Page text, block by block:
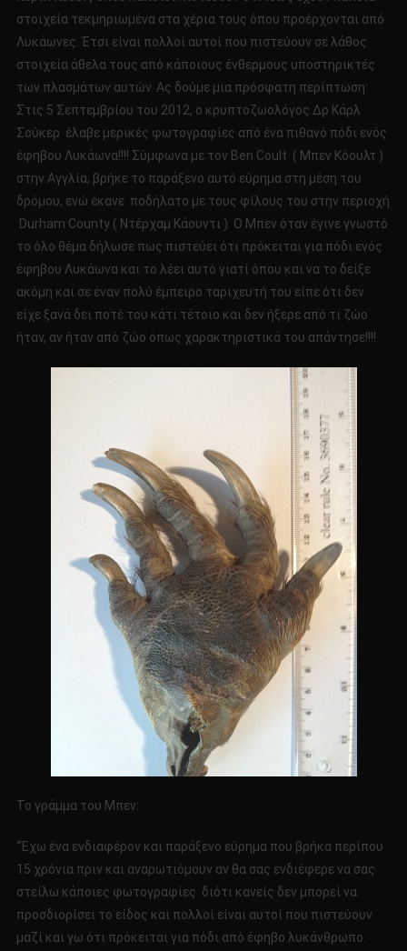
στοιχεία τεκμηριωμένα στα χέρια τους όπου προέρχονται από
Λυκάωνες. Έτσι είναι πολλοί αυτοί που πιστεύουν σε λάθος
στοιχεία άθελα τους από κάποιους ένθερμους υποστηρικτές
των πλασμάτων αυτών. Ας δούμε μια πρόσφατη περίπτωση:
Στις 5 Σεπτεμβρίου του 2012, ο κρυπτοζωολόγος Δρ Κάρλ
Σούκερ έλαβε μερικές φωτογραφίες από ένα πιθανό πόδι ενός
έφηβου Λυκάωνα!!!! Σύμφωνα με τον Ben Coult ( Μπεν Κόουλτ )
στην Αγγλία, βρήκε το παράξενο αυτό εύρημα στη μέση του
δρόμου, ενώ έκανε ποδήλατο με τους φίλους του στην περιοχή
Durham County ( Ντέρχαμ Κάουντι ). Ο Μπεν όταν έγινε γνωστό
το όλο θέμα δήλωσε πως πιστεύει ότι πρόκειται για πόδι ενός
έφηβου Λυκάωνα και το λέει αυτό γιατί όπου και να το δείξε
ακόμη και σε έναν πολύ έμπειρο ταριχευτή του είπε ότι δεν
είχε ξανά δει ποτέ του κάτι τέτοιο και δεν ήξερε από τι ζώο
ήταν, αν ήταν από ζώο όπως χαρακτηριστικά του απάντησε!!!!
Το γράμμα του Μπεν:
“Έχω ένα ενδιαφέρον και παράξενο εύρημα που βρήκα περίπου
15 χρόνια πριν και αναρωτιόμουν αν θα σας ενδιέφερε να σας
στείλω κάποιες φωτογραφίες διότι κανείς δεν μπορεί να
προσδιορίσει το είδος και πολλοί είναι αυτοί που πιστεύουν
μαζί και γω ότι πρόκειται για πόδι από έφηβο λυκάνθρωπο.